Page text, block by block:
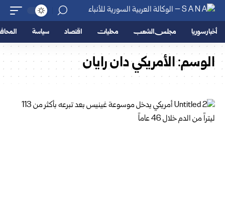
أخبار سوريا مجلس الشعب محليات اقتصاد سياسة
الوسم:الأمريكي دان رايان